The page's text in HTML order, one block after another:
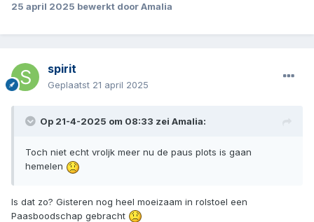
25 april 2025 bewerkt door Amalia
spirit
Geplaatst 21 april 2025
Op 21-4-2025 om 08:33 zei Amalia:
Toch niet echt vroljk meer nu de paus plots is gaan
hemelen
Is dat zo? Gisteren nog heel moeizaam in rolstoel een
Paasboodschap gebracht